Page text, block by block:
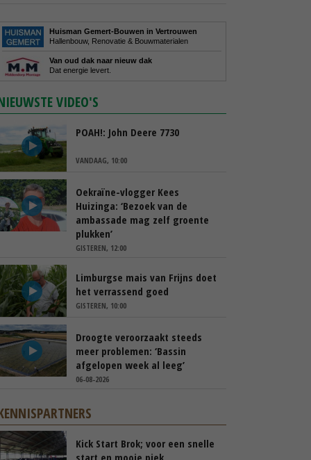
Huisman Gemert-Bouwen in Vertrouwen
Hallenbouw, Renovatie & Bouwmaterialen
Van oud dak naar nieuw dak
Dat energie levert.
VIDEO'S
POAH!: John Deere 7730
VANDAAG, 10:00
Oekraïne-vlogger Kees
Huizinga: ‘Bezoek van de
ambassade mag zelf groente
plukken’
GISTEREN, 12:00
Limburgse mais van Frijns doet
het verrassend goed
GISTEREN, 10:00
Droogte veroorzaakt steeds
meer problemen: ‘Bassin
afgelopen week al leeg’
06-08-2026
Kick Start Brok; voor een snelle
start en mooie piek